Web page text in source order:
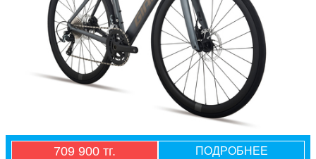
709 900 тг. ПОДРОБНЕЕ